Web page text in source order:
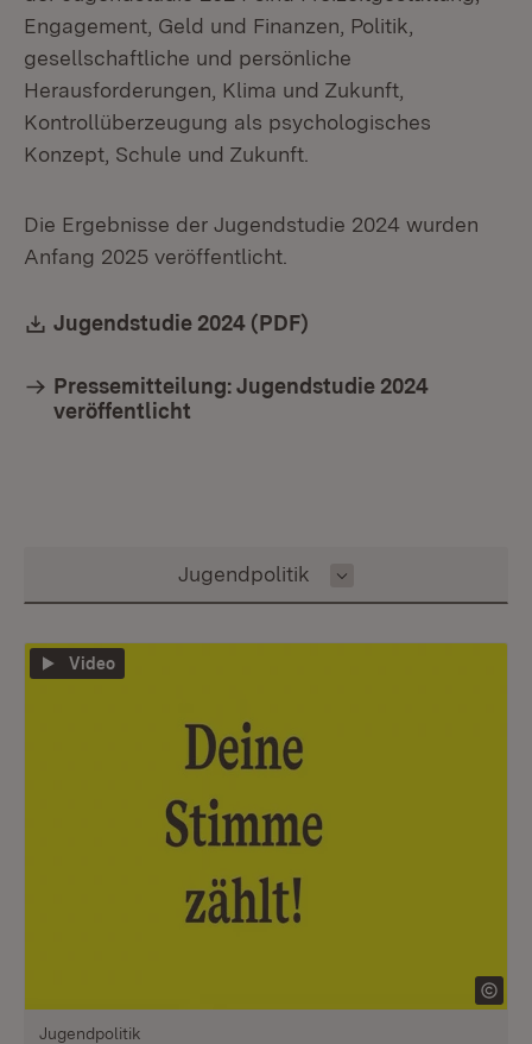
Engagement, Geld und Finanzen, Politik,
gesellschaftliche und persönliche
Herausforderungen, Klima und Zukunft,
Kontrollüberzeugung als psychologisches
Konzept, Schule und Zukunft.
Die Ergebnisse der Jugendstudie 2024 wurden
Anfang 2025 veröffentlicht.
Download:
Jugendstudie 2024 (PDF)
Pressemitteilung: Jugendstudie 2024
veröffentlicht
Inhalt auswählen
Jugendpolitik
Video
Jugendpolitik